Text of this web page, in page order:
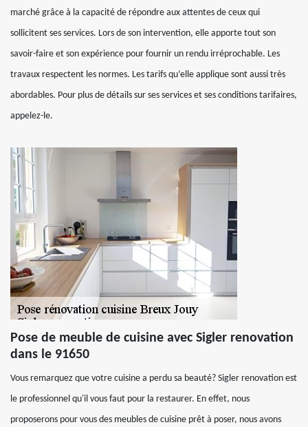
marché grâce à la capacité de répondre aux attentes de ceux qui
sollicitent ses services. Lors de son intervention, elle apporte tout son
savoir-faire et son expérience pour fournir un rendu irréprochable. Les
travaux respectent les normes. Les tarifs qu’elle applique sont aussi très
abordables. Pour plus de détails sur ses services et ses conditions tarifaires,
appelez-le.
Pose de meuble de cuisine avec Sigler renovation
dans le 91650
Vous remarquez que votre cuisine a perdu sa beauté? Sigler renovation est
le professionnel qu'il vous faut pour la restaurer. En effet, nous
proposerons pour vous des meubles de cuisine prêt à poser, nous avons